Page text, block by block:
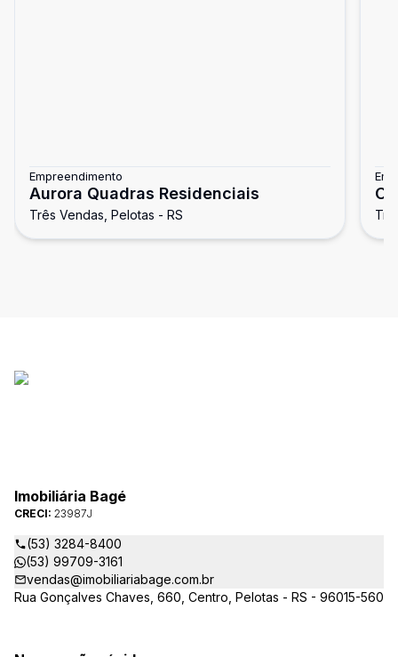
Empreendimento
Aurora Quadras Residenciais
Três Vendas, Pelotas - RS
Imobiliária Bagé
CRECI: 23987J
(53) 3284-8400
(53) 99709-3161
vendas@imobiliariabage.com.br
Rua Gonçalves Chaves, 660, Centro, Pelotas - RS - 96015-560